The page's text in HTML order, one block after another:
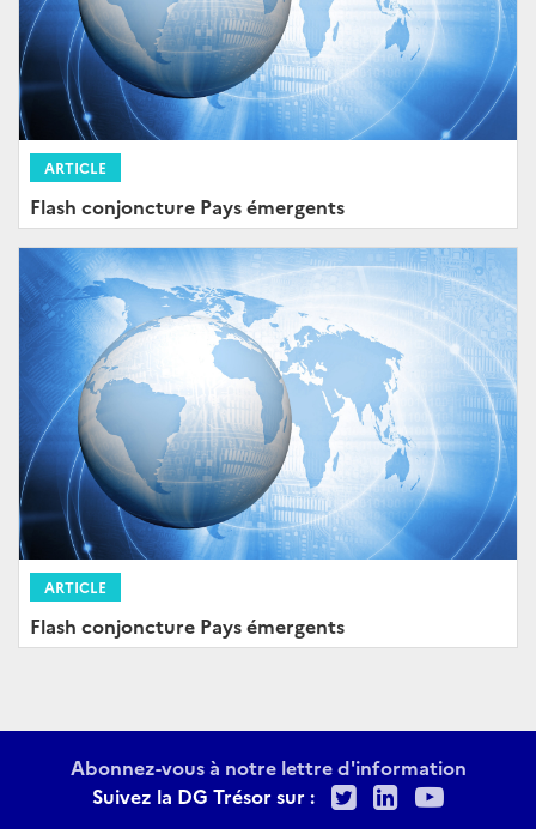
ARTICLE
Flash conjoncture Pays émergents
ARTICLE
Flash conjoncture Pays émergents
Abonnez-vous à notre lettre d'information
Suivez la DG Trésor sur :
TwitterLinkedIn